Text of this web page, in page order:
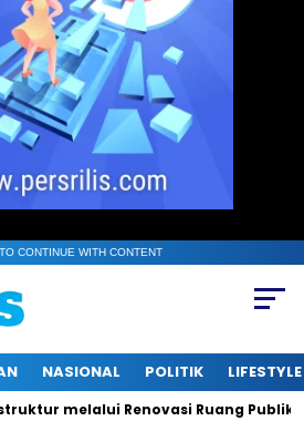
CONTINUE WITH CONTENT
NASIONAL POLITIK LIFESTYLE
Renovasi Ruang Publik